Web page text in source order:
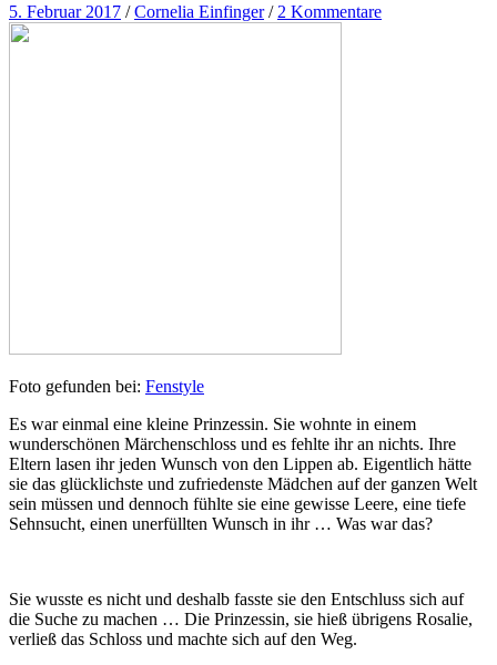
5. Februar 2017 /Cornelia Einfinger / 2 Kommentare
Foto gefunden bei: Fenstyle
Es war einmal eine kleine Prinzessin. Sie wohnte in einem
wunderschönen Märchenschloss und es fehlte ihr an nichts. Ihre
Eltern lasen ihr jeden Wunsch von den Lippen ab. Eigentlich hätte
sie das glücklichste und zufriedenste Mädchen auf der ganzen Welt
sein müssen und dennoch fühlte sie eine gewisse Leere, eine tiefe
Sehnsucht, einen unerfüllten Wunsch in ihr … Was war das?
Sie wusste es nicht und deshalb fasste sie den Entschluss sich auf
die Suche zu machen … Die Prinzessin, sie hieß übrigens Rosalie,
verließ das Schloss und machte sich auf den Weg.